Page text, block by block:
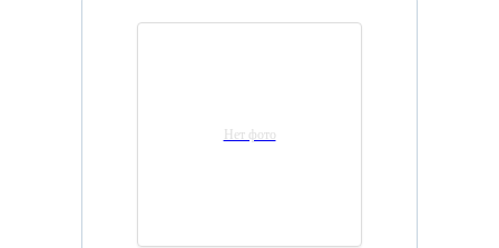
Нет фото